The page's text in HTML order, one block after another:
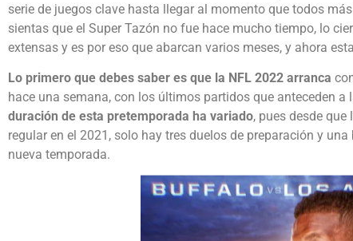
serie de juegos clave hasta llegar al momento que todos
sientas que el Super Tazón no fue hace mucho tiempo, lo
extensas y es por eso que abarcan varios meses, y ahora
Lo primero que debes saber es que la NFL 2022 arranca
hace una semana, con los últimos partidos que anteceden a
duración de esta pretemporada ha variado, pues desde
regular en el 2021, solo hay tres duelos de preparación y
nueva temporada.